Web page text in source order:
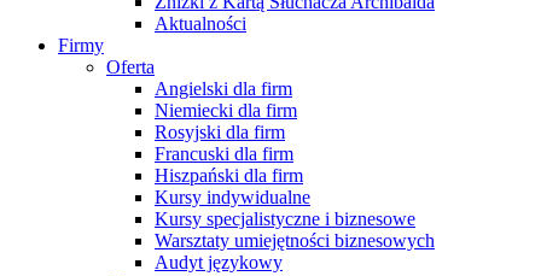
Aktualności
Firmy
Oferta
Angielski dla firm
Niemiecki dla firm
Rosyjski dla firm
Francuski dla firm
Hiszpański dla firm
Kursy indywidualne
Kursy specjalistyczne i biznesowe
Warsztaty umiejętności biznesowych
Audyt językowy